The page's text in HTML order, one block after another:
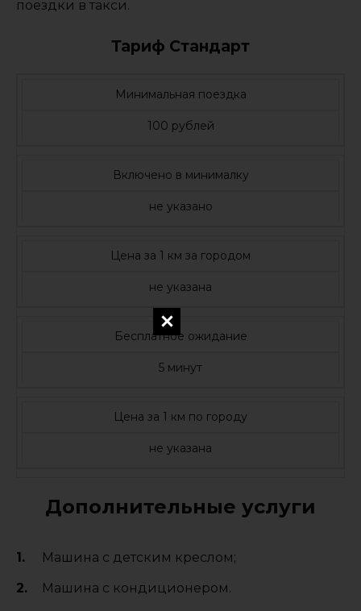
поездки в такси.
Тариф Стандарт
Минимальная поездка
100 рублей
Включено в минималку
не указано
Цена за 1 км за городом
не указана
Бесплатное ожидание
5 минут
Цена за 1 км по городу
не указана
Дополнительные услуги
Машина с детским креслом;
Машина с кондиционером.